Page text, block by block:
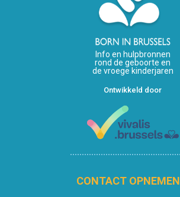
Info en hulpbronnen
rond de geboorte en
de vroege kinderjaren
Ontwikkeld door
CONTACT OPNEMEN